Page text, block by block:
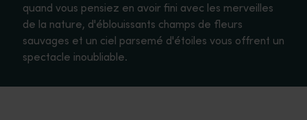
quand vous pensiez en avoir fini avec les merveilles
de la nature, d'éblouissants champs de fleurs
sauvages et un ciel parsemé d'étoiles vous offrent un
spectacle inoubliable.